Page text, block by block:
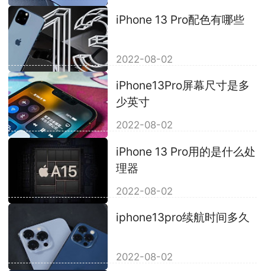
iPhone 13 Pro配色有哪些
2022-08-02
iPhone13Pro屏幕尺寸是多
少英寸
2022-08-02
iPhone 13 Pro用的是什么处
理器
2022-08-02
iphone13pro续航时间多久
2022-08-02